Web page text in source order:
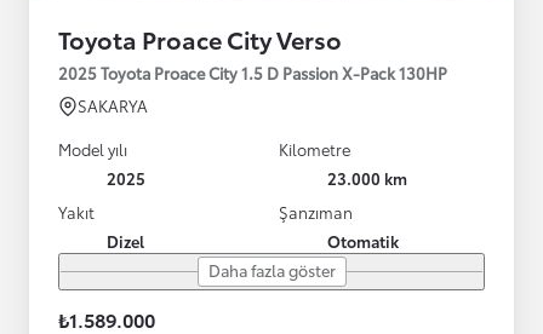
Toyota Proace City Verso
2025 Toyota Proace City 1.5 D Passion X-Pack 130HP
SAKARYA
Model yılı
2025
Kilometre
23.000 km
Yakıt
Dizel
Şanzıman
Otomatik
Daha fazla göster
₺1.589.000